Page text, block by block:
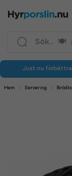
Just nu
Hem Servering